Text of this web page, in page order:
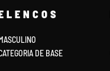
DE BASE